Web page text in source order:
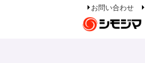
お問い合わせ